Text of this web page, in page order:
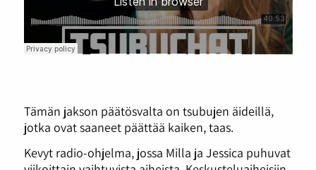
Tämän jakson päätösvalta on tsubujen äideillä,
jotka ovat saaneet päättää kaiken, taas.
Kevyt radio-ohjelma, jossa Milla ja Jessica puhuvat